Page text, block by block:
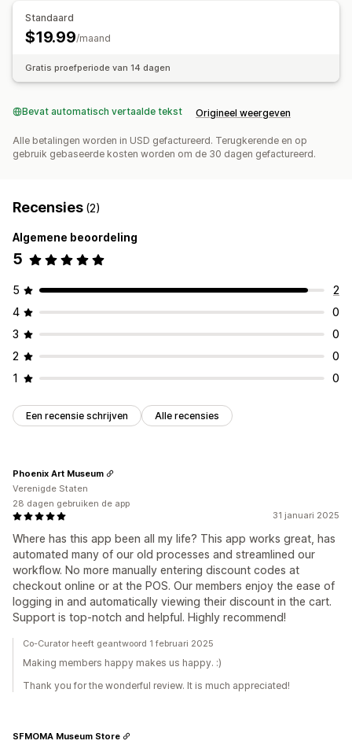
Tagging
Standaard
$19.99/maand
Gratis proefperiode van 14 dagen
Bevat automatisch vertaalde tekst Origineel weergeven
Alle betalingen worden in USD gefactureerd. Terugkerende en op
gebruik gebaseerde kosten worden om de 30 dagen gefactureerd.
Recensies (2)
Algemene beoordeling
5
5
2
4
0
3
0
2
0
1
0
Een recensie schrijven Alle recensies
31 januari 2025
Where has this app been all my life? This app works great, has
automated many of our old processes and streamlined our
workflow. No more manually entering discount codes at
checkout online or at the POS. Our members enjoy the ease of
logging in and automatically viewing their discount in the cart.
Support is top-notch and helpful. Highly recommend!
Phoenix Art Museum
Verenigde Staten
28 dagen gebruiken de app
Co-Curator heeft geantwoord 1 februari 2025
Making members happy makes us happy. :)
Thank you for the wonderful review. It is much appreciated!
SFMOMA Museum Store